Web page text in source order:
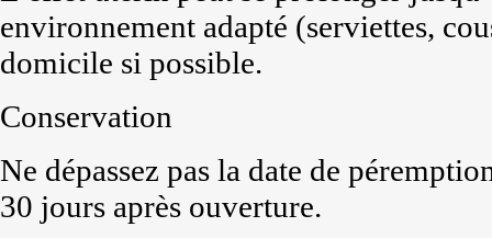
environnement adapté (serviettes,
domicile si possible.
Conservation
Ne dépassez pas la date de
30 jours après ouverture.